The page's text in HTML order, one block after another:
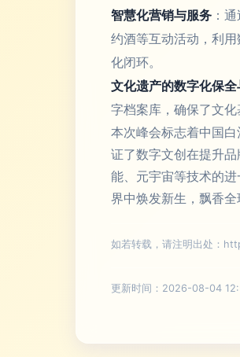
智慧化营销与服务 ：
约酒等互动活动，利
化闭环。
文化遗产的数字化保
字档案库，确保了文
本次峰会标志着中国
证了数字文创在提升
能、元宇宙等技术的
界中焕发新生，飘香全
如若转载，请注明出处：
更新时间：2026-08-04